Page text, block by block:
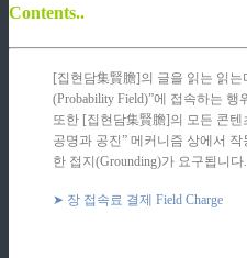
Contents..
[집현담集賢膽]의 글을 읽는 읽
(Probability Field)”에 접속하는
또한 [집현담集賢膽]의 모든 콘텐
공명과 공진” 메커니즘 상에서
한 접지(Grounding)가 요구됩니다.
➤ 장 접속료 결제 Field Charge